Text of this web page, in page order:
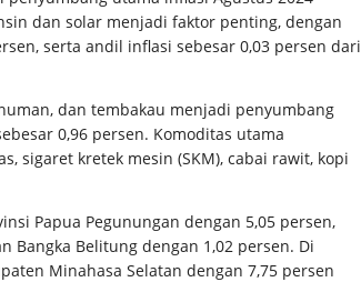
dan solar menjadi faktor penting, dengan
serta andil inflasi sebesar 0,03 persen dari
dan tembakau menjadi penyumbang
0,96 persen. Komoditas utama
sigaret kretek mesin (SKM), cabai rawit, kopi
Papua Pegunungan dengan 5,05 persen,
Bangka Belitung dengan 1,02 persen. Di
Minahasa Selatan dengan 7,75 persen